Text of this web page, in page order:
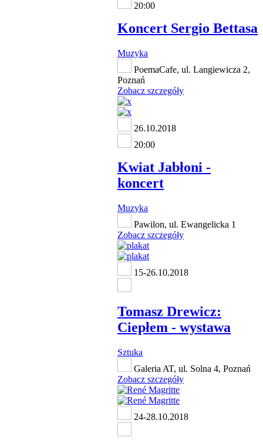
20:00
Koncert Sergio Bettasa
Muzyka
PoemaCafe, ul. Langiewicza 2,
Poznań
Zobacz szczegóły
26.10.2018
20:00
Kwiat Jabłoni -
koncert
Muzyka
Pawilon, ul. Ewangelicka 1
Zobacz szczegóły
15-26.10.2018
Tomasz Drewicz:
Ciepłem - wystawa
Sztuka
Galeria AT, ul. Solna 4, Poznań
Zobacz szczegóły
24-28.10.2018